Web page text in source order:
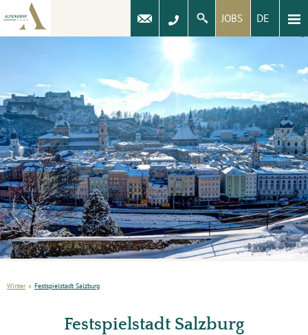
JOBS DE
Winter » Festspielstadt Salzburg
Festspielstadt Salzburg